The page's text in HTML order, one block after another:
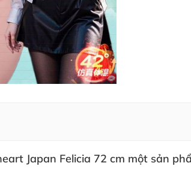
Japan Felicia 72 cm một sản